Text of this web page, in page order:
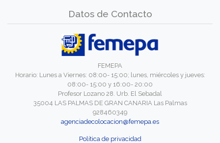
Datos de Contacto
FEMEPA
Horario: Lunes a Viernes: 08:00- 15:00; lunes, miércoles y jueves:
08:00- 15:00 y 16:00- 20:00
Profesor Lozano 28. Urb. El Sebadal
35004 LAS PALMAS DE GRAN CANARIA Las Palmas
928460349
agenciadecolocacion@femepa.es
Política de privacidad